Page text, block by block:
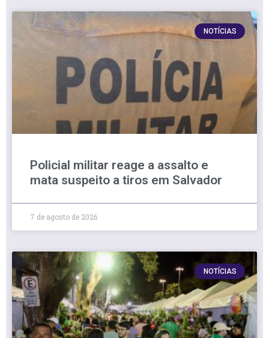
NOTÍCIAS
Policial militar reage a assalto e
mata suspeito a tiros em Salvador
7 de agosto de 2026
NOTÍCIAS